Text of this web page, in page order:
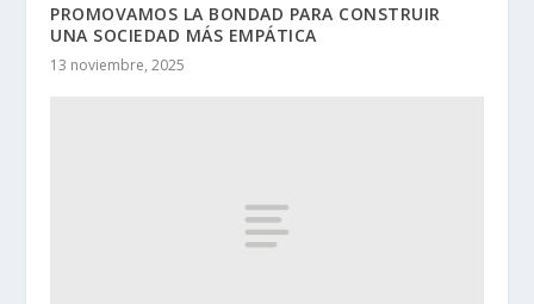
PROMOVAMOS LA BONDAD PARA CONSTRUIR
UNA SOCIEDAD MÁS EMPÁTICA
13 noviembre, 2025